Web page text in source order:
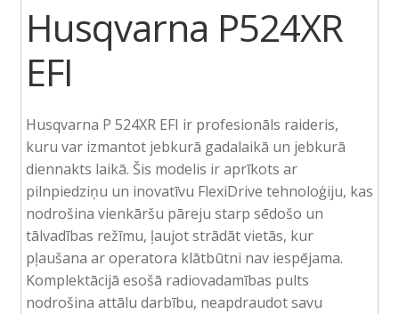
Husqvarna P524XR
EFI
Husqvarna P 524XR EFI ir profesionāls raideris,
kuru var izmantot jebkurā gadalaikā un jebkurā
diennakts laikā. Šis modelis ir aprīkots ar
pilnpiedziņu un inovatīvu FlexiDrive tehnoloģiju, kas
nodrošina vienkāršu pāreju starp sēdošo un
tālvadības režīmu, ļaujot strādāt vietās, kur
pļaušana ar operatora klātbūtni nav iespējama.
Komplektācijā esošā radiovadamības pults
nodrošina attālu darbību, neapdraudot savu